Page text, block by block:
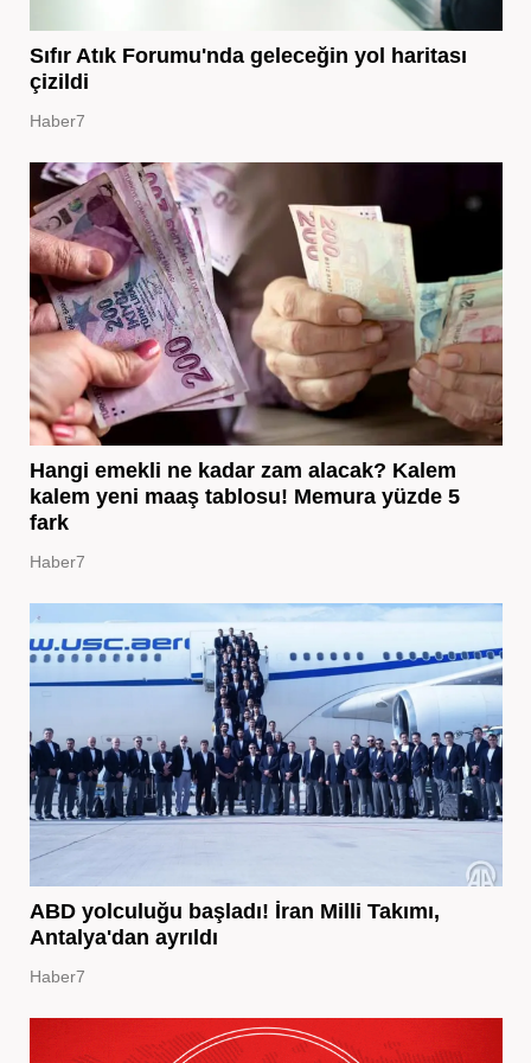
Sıfır Atık Forumu'nda geleceğin yol haritası
çizildi
Haber7
Hangi emekli ne kadar zam alacak? Kalem
kalem yeni maaş tablosu! Memura yüzde 5
fark
Haber7
ABD yolculuğu başladı! İran Milli Takımı,
Antalya'dan ayrıldı
Haber7